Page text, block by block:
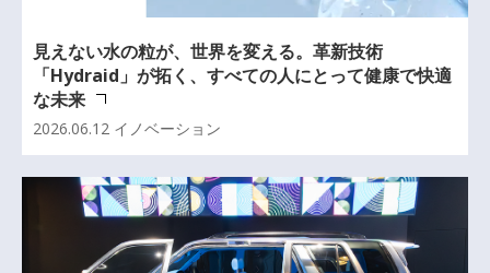
見えない水の粒が、世界を変える。革新技術
「Hydraid」が拓く、すべての人にとって健康で快適
な未来
2026.06.12 イノベーション